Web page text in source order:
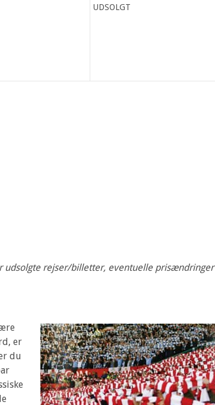
UDSOLGT
udsolgte rejser/billetter, eventuelle prisændringer
er
du